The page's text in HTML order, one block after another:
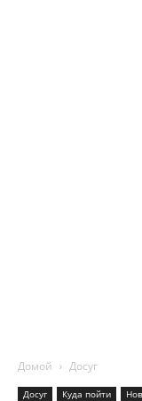
Домой Досуг
Досуг Куда пойти